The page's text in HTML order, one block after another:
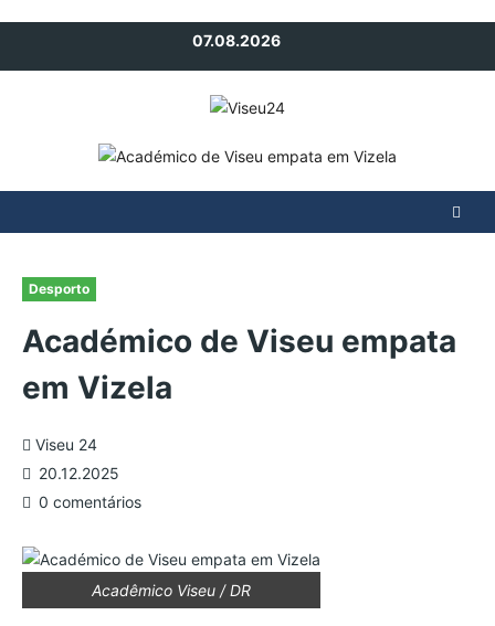
07.08.2026
Desporto
Académico de Viseu empata
em Vizela
Viseu 24
20.12.2025
0 comentários
Acadêmico Viseu / DR